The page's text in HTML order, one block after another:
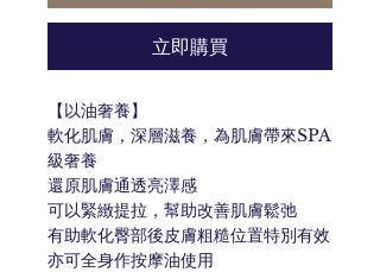
立即購買
【以油奢養】
軟化肌膚，深層滋養，為肌膚帶來SPA
級奢養
還原肌膚通透亮澤感
可以緊緻提拉，幫助改善肌膚鬆弛
有助軟化臀部後皮膚粗糙位置特別有效
亦可全身作按摩油使用